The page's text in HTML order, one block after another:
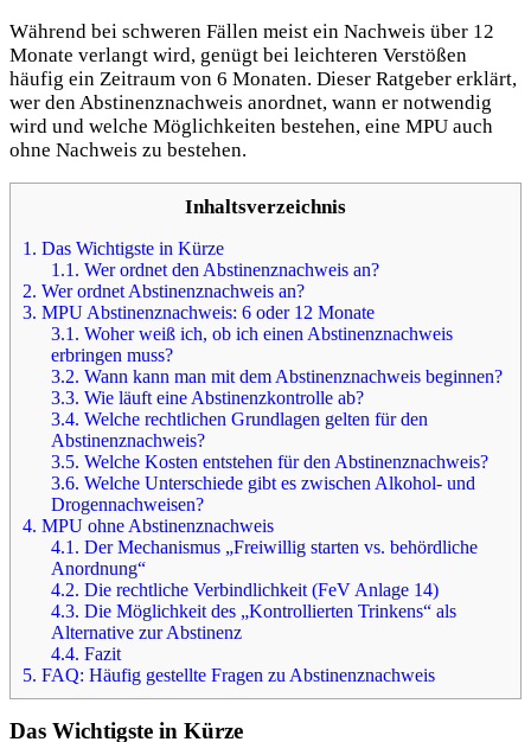
Während bei schweren Fällen meist ein Nachweis über 12
Monate verlangt wird, genügt bei leichteren Verstößen
häufig ein Zeitraum von 6 Monaten. Dieser Ratgeber erklärt,
wer den Abstinenznachweis anordnet, wann er notwendig
wird und welche Möglichkeiten bestehen, eine MPU auch
ohne Nachweis zu bestehen.
Inhaltsverzeichnis
1. Das Wichtigste in Kürze
1.1. Wer ordnet den Abstinenznachweis an?
2. Wer ordnet Abstinenznachweis an?
3. MPU Abstinenznachweis: 6 oder 12 Monate
3.1. Woher weiß ich, ob ich einen Abstinenznachweis
erbringen muss?
3.2. Wann kann man mit dem Abstinenznachweis beginnen?
3.3. Wie läuft eine Abstinenzkontrolle ab?
3.4. Welche rechtlichen Grundlagen gelten für den
Abstinenznachweis?
3.5. Welche Kosten entstehen für den Abstinenznachweis?
3.6. Welche Unterschiede gibt es zwischen Alkohol- und
Drogennachweisen?
4. MPU ohne Abstinenznachweis
4.1. Der Mechanismus „Freiwillig starten vs. behördliche
Anordnung“
4.2. Die rechtliche Verbindlichkeit (FeV Anlage 14)
4.3. Die Möglichkeit des „Kontrollierten Trinkens“ als
Alternative zur Abstinenz
4.4. Fazit
5. FAQ: Häufig gestellte Fragen zu Abstinenznachweis
Das Wichtigste in Kürze